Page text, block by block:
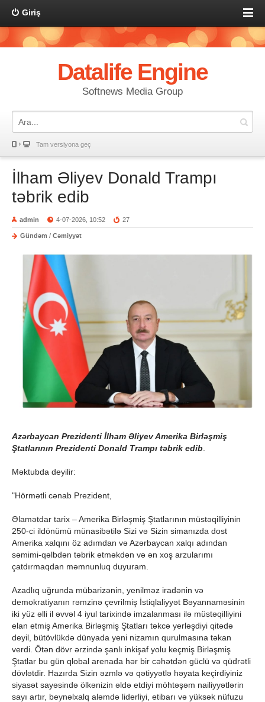
Giriş
Datalife Engine
Softnews Media Group
Tam versiyona geç
İlham Əliyev Donald Trampı
təbrik edib
admin 4-07-2026, 10:52 27
Gündəm / Cəmiyyət
Azərbaycan Prezidenti İlham Əliyev Amerika Birləşmiş
Ştatlarının Prezidenti Donald Trampı təbrik edib
Məktubda deyilir:
"Hörmətli cənab Prezident,
Əlamətdar tarix – Amerika Birləşmiş Ştatlarının müstəqilliyinin
250-ci ildönümü münasibətilə Sizi və Sizin simanızda dost
Amerika xalqını öz adımdan və Azərbaycan xalqı adından
səmimi-qəlbdən təbrik etməkdən və ən xoş arzularımı
çatdırmaqdan məmnunluq duyuram.
Azadlıq uğrunda mübarizənin, yenilməz iradənin və
demokratiyanın rəmzinə çevrilmiş İstiqlaliyyət Bəyannaməsinin
iki yüz əlli il əvvəl 4 iyul tarixində imzalanması ilə müstəqilliyini
elan etmiş Amerika Birləşmiş Ştatları təkcə yerləşdiyi qitədə
deyil, bütövlükdə dünyada yeni nizamın qurulmasına təkan
verdi. Ötən dövr ərzində şanlı inkişaf yolu keçmiş Birləşmiş
Ştatlar bu gün qlobal arenada hər bir cəhətdən güclü və qüdrətli
dövlətdir. Hazırda Sizin əzmlə və qətiyyətlə həyata keçirdiyiniz
siyasət sayəsində ölkənizin əldə etdiyi möhtəşəm nailiyyətlərin
sayı artır, beynəlxalq aləmdə liderliyi, etibarı və yüksək nüfuzu